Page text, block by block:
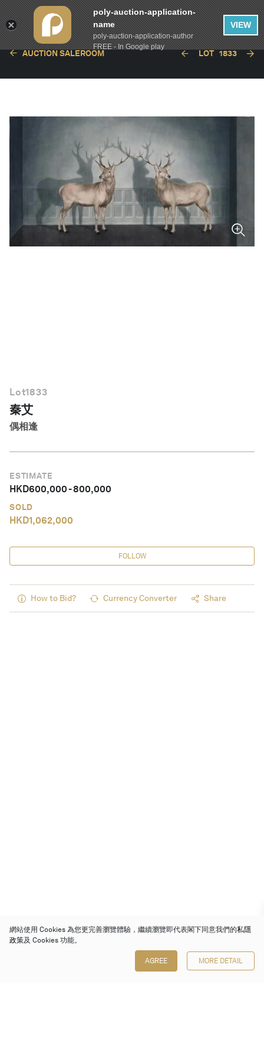
AUCTION SALEROOM LOT 1833
Lot1833
秦艾
偶相逢
ESTIMATE
HKD600,000-800,000
SOLD
HKD1,062,000
FOLLOW
How to Bid? Currency Converter Share
網站使用 Cookies 為您更完善瀏覽體驗，繼續瀏覽即代表閣下同意我們的私隱
政策及 Cookies 功能。
AGREE MORE DETAIL
poly-auction-application-
name
poly-auction-application-author
FREE - In Google play
VIEW